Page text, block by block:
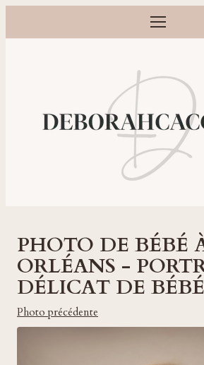
Ouvrir le
Photographe grossesse, naissance,
PHOTO DE BÉBÉ
ORLÉANS -
DÉLICAT DE BÉBÉ
Photo précédente